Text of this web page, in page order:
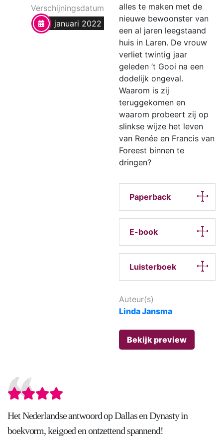
Verschijningsdatum
januari 2022
alles te maken met de
nieuwe bewoonster van
een al jaren leegstaand
huis in Laren. De vrouw
verliet twintig jaar
geleden ’t Gooi na een
dodelijk ongeval.
Waarom is zij
teruggekomen en
waarom probeert zij op
slinkse wijze het leven
van Renée en Francis van
Foreest binnen te
dringen?
Paperback
E-book
Luisterboek
Auteur(s)
Linda Jansma
Bekijk preview
Het Nederlandse antwoord op Dallas en Dynasty in
boekvorm, keigoed en ontzettend spannend!